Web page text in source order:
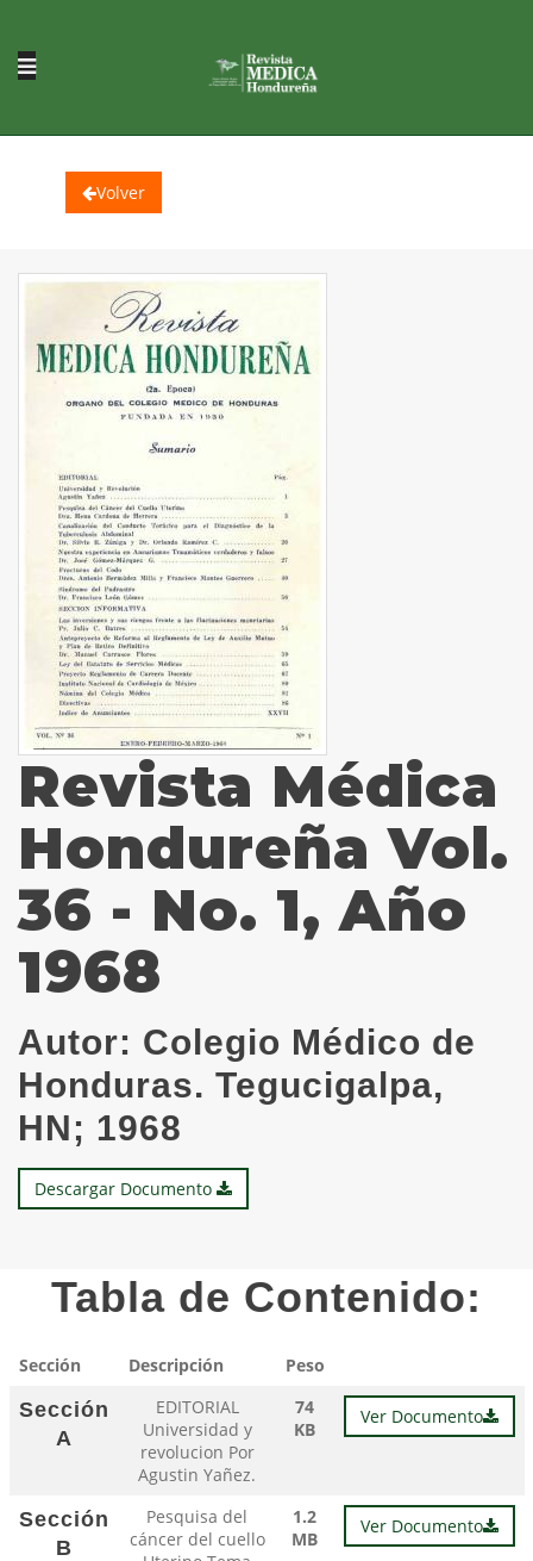
Volver
Revista Médica
Hondureña Vol.
36 - No. 1, Año
1968
Autor: Colegio Médico de
Honduras. Tegucigalpa,
HN; 1968
Descargar Documento
Tabla de Contenido:
Sección Descripción Peso
Sección
A
EDITORIAL
Universidad y
revolucion Por
Agustin Yañez.
74
KB
Ver Documento
Sección
B
Pesquisa del
cáncer del cuello
1.2
MB
Ver Documento